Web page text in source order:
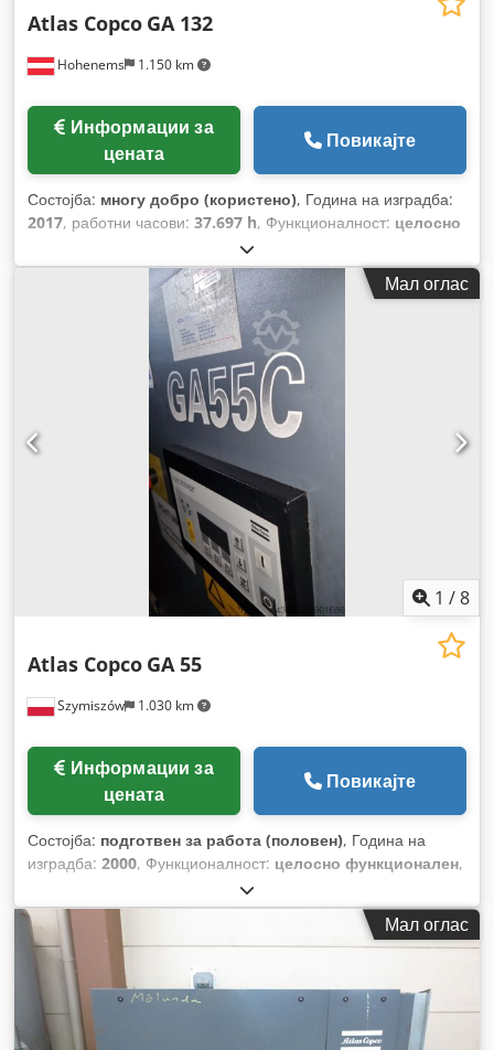
Hohenems 1.150 km
Atlas Copco GA 132
цената
Повикајте
Состојба: многу добро (користено), Година на изградба:
2017, работни часови: 37.697 h, Функционалност: целосно
Мал оглас
1 /8
Szymiszów 1.030 km
Atlas Copco GA 55
цената
Повикајте
Состојба: подготвен за работа (половен), Година на
изградба: 2000, Функционалност: целосно функционален,
Мал оглас